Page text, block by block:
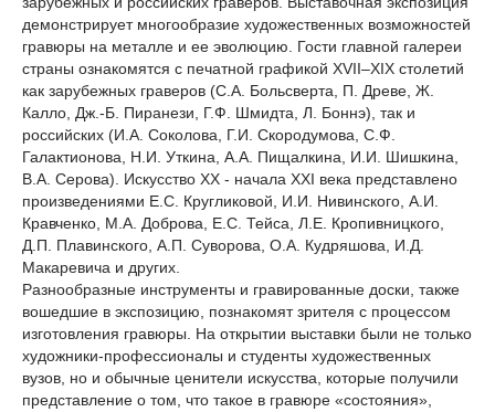
демонстрирует многообразие художественных возможностей
гравюры на металле и ее эволюцию. Гости главной галереи
страны ознакомятся с печатной графикой XVII–XIX столетий
как зарубежных граверов (С.А. Больсверта, П. Древе, Ж.
Калло, Дж.-Б. Пиранези, Г.Ф. Шмидта, Л. Боннэ), так и
российских (И.А. Соколова, Г.И. Скородумова, С.Ф.
Галактионова, Н.И. Уткина, А.А. Пищалкина, И.И. Шишкина,
В.А. Серова). Искусство ХХ - начала XXI века представлено
произведениями Е.С. Кругликовой, И.И. Нивинского, А.И.
Кравченко, М.А. Доброва, Е.С. Тейса, Л.Е. Кропивницкого,
Д.П. Плавинского, А.П. Суворова, О.А. Кудряшова, И.Д.
Макаревича и других.
Разнообразные инструменты и гравированные доски, также
вошедшие в экспозицию, познакомят зрителя с процессом
изготовления гравюры. На открытии выставки были не только
художники-профессионалы и студенты художественных
вузов, но и обычные ценители искусства, которые получили
представление о том, что такое в гравюре «состояния»,